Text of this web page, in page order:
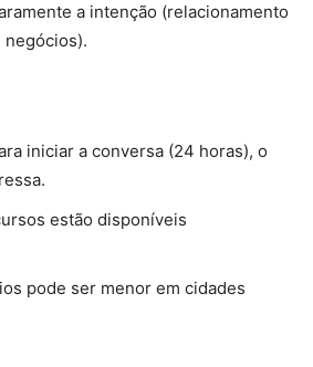
a intenção (relacionamento
negócios).
iniciar a conversa (24 horas), o
estão disponíveis
pode ser menor em cidades